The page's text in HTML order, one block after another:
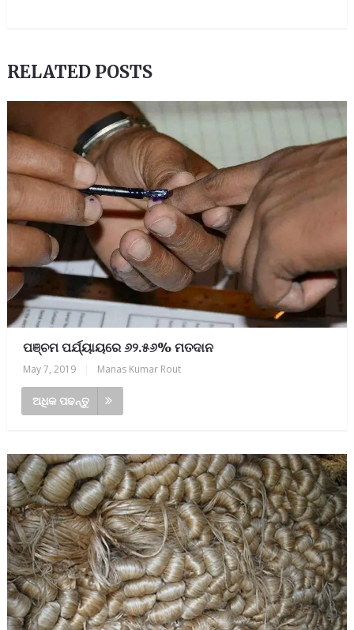
RELATED POSTS
ପଞ୍ଚମ ପର୍ଯ୍ୟାୟରେ ୬୨.୫୬% ମତଦାନ
May 7, 2019 Manas Kumar Rout
ଅଧିକ ପଢନ୍ତୁ